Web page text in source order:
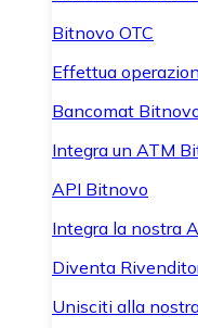
Bitnovo OTC
Effettua
Bancomat
Integra un ATM
API Bitnovo
Integra la nostra
Diventa
Unisciti alla